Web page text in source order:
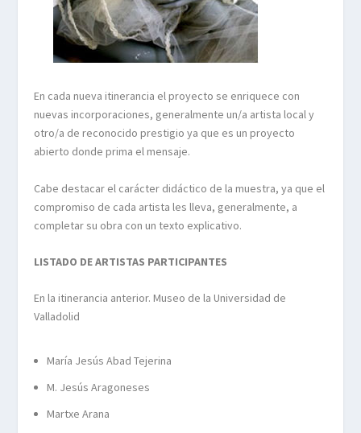
En cada nueva itinerancia el proyecto se enriquece con
nuevas incorporaciones, generalmente un/a artista local y
otro/a de reconocido prestigio ya que es un proyecto
abierto donde prima el mensaje.
Cabe destacar el carácter didáctico de la muestra, ya que el
compromiso de cada artista les lleva, generalmente, a
completar su obra con un texto explicativo.
LISTADO DE ARTISTAS PARTICIPANTES
En la itinerancia anterior. Museo de la Universidad de
Valladolid
María Jesús Abad Tejerina
M. Jesús Aragoneses
Martxe Arana